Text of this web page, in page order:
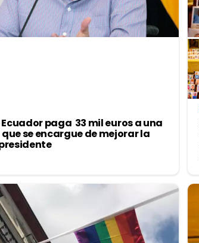
Ecuador paga 33 mil euros a una
se encargue de mejorar la